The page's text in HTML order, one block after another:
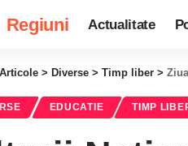
Regiuni Actualitate
Articole > Diverse > Timp liber > Ziua
EDUCATIE TIMP